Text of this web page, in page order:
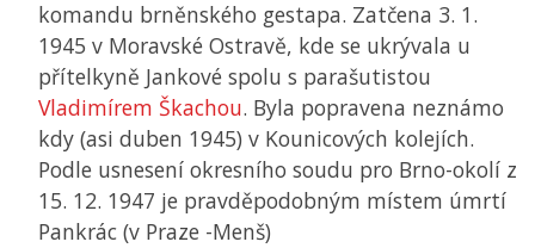
komandu brněnského gestapa. Zatčena 3. 1.
1945 v Moravské Ostravě, kde se ukrývala u
přítelkyně Jankové spolu s parašutistou
Vladimírem Škachou. Byla popravena neznámo
kdy (asi duben 1945) v Kounicových kolejích.
Podle usnesení okresního soudu pro Brno-okolí z
15. 12. 1947 je pravděpodobným místem úmrtí
Pankrác (v Praze -Menš)